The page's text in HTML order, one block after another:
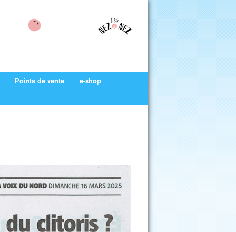
Points de vente
e-shop